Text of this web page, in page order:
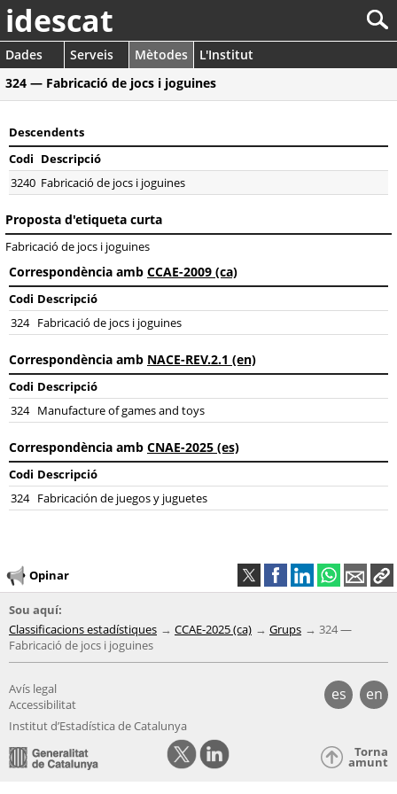
idescat
Dades Serveis Mètodes
L'Institut
324 — Fabricació de jocs i joguines
Descendents
Codi Descripció
3240 Fabricació de jocs i joguines
Proposta d'etiqueta curta
Fabricació de jocs i joguines
Correspondència amb CCAE-2009 (ca)
Codi Descripció
324 Fabricació de jocs i joguines
Correspondència amb NACE-REV.2.1 (en)
Codi Descripció
324 Manufacture of games and toys
Correspondència amb CNAE-2025 (es)
Codi Descripció
324 Fabricación de juegos y juguetes
Opinar
Sou aquí:
Classificacions estadístiques
CCAE-2025 (ca) Grups
324 —
Fabricació de jocs i joguines
es en
Avís legal
Accessibilitat
Institut d’Estadística de Catalunya
Torna
amunt